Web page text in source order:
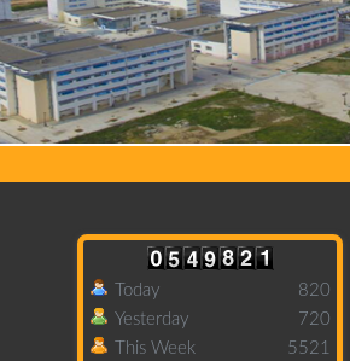
Today
Yesterday
This Week
820
720
5521